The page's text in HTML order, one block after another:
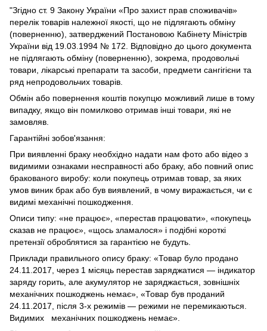
"Згідно ст. 9 Закону України «Про захист прав споживачів»
перелік товарів належної якості, що не підлягають обміну
(поверненню), затверджений Постановою Кабінету Міністрів
України від 19.03.1994 № 172. Відповідно до цього документа
не підлягають обміну (поверненню), зокрема, продовольчі
товари, лікарські препарати та засоби, предмети сангігієни та
ряд непродовольчих товарів.
Обмін або повернення коштів покупцю можливий лише в тому
випадку, якщо він помилково отримав інші товари, які не
замовляв.
Гарантійні зобов'язання:
При виявленні браку необхідно надати нам фото або відео з
видимими ознаками несправності або браку, або повний опис
бракованого виробу: коли покупець отримав товар, за яких
умов виник брак або був виявлений, в чому виражається, чи є
видимі механічні пошкодження.
Описи типу: «не працює», «перестав працювати», «покупець
сказав не працює», «щось зламалося» і подібні короткі
претензії оброблятися за гарантією не будуть.
Приклади правильного опису браку: «Товар було продано
24.11.2017, через 1 місяць перестав заряджатися — індикатор
заряду горить, але акумулятор не заряджається, зовнішніх
механічних пошкоджень немає», «Товар був проданий
24.11.2017, після 3-х режимів — режими не перемикаються.
Видимих механічних пошкоджень немає».